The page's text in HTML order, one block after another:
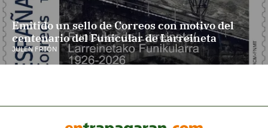
Emitido un sello de Correos con motivo del
centenario del Funicular de Larreineta
JULEN FRIÓN